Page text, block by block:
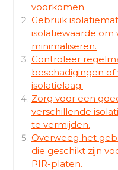
voorkomen.
Gebruik
isolatiewaarde om
minimaliseren.
Controleer
beschadigingen
isolatielaag.
Zorg voor een
verschillende
te vermijden.
Overweeg het
die geschikt zijn
PIR-platen.